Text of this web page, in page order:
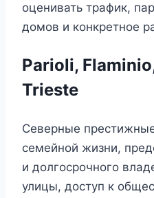
оценивать трафик,
домов и конкретное
Parioli,
Trieste
Северные
семейной жизни,
и долгосрочного
улицы, доступ к